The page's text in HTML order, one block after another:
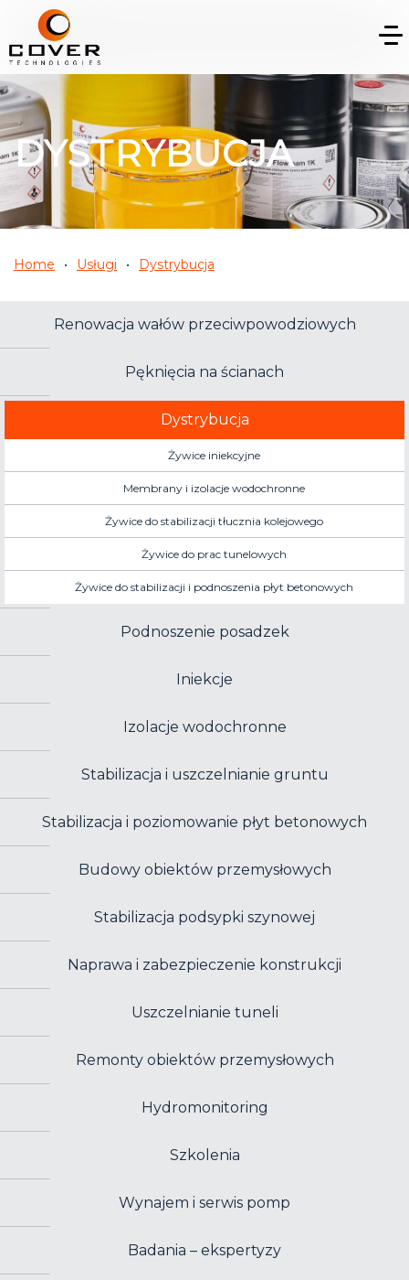
DYSTRYBUCJA
Home Usługi Dystrybucja
Renowacja wałów przeciwpowodziowych
Pęknięcia na ścianach
Dystrybucja
Żywice iniekcyjne
Membrany i izolacje wodochronne
Żywice do stabilizacji tłucznia kolejowego
Żywice do prac tunelowych
Żywice do stabilizacji i podnoszenia płyt betonowych
Podnoszenie posadzek
Iniekcje
Izolacje wodochronne
Stabilizacja i uszczelnianie gruntu
Stabilizacja i poziomowanie płyt betonowych
Budowy obiektów przemysłowych
Stabilizacja podsypki szynowej
Naprawa i zabezpieczenie konstrukcji
Uszczelnianie tuneli
Remonty obiektów przemysłowych
Hydromonitoring
Szkolenia
Wynajem i serwis pomp
Badania – ekspertyzy